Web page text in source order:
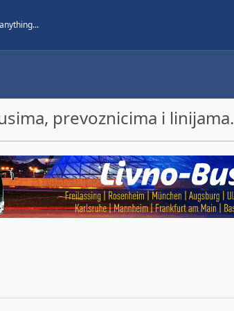
prevoznicima i linijama.